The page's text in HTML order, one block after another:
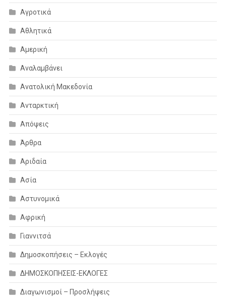
Αγροτικά
Αθλητικά
Αμερική
Αναλαμβάνει
Ανατολική Μακεδονία
Ανταρκτική
Απόψεις
Άρθρα
Αριδαία
Ασία
Αστυνομικά
Αφρική
Γιαννιτσά
Δημοσκοπήσεις – Εκλογές
ΔΗΜΟΣΚΟΠΗΣΕΙΣ-ΕΚΛΟΓΕΣ
Διαγωνισμοί – Προσλήψεις